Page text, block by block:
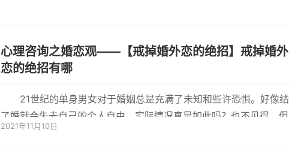
心理咨询之婚恋观——【戒掉婚外恋的绝招】戒掉婚外
恋的绝招有哪
21世纪的单身男女对于婚姻总是充满了未知和些许恐惧。好像结
了婚就会失去自己的个人自由，实际情况真是如此吗？也不见得，但
是现在单身...
2021年11月10日